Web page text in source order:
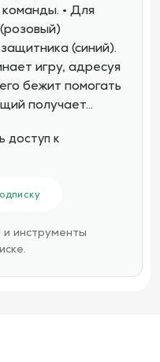
• Для
(синий).
игру, адресуя
бежит помогать
получает…
доступ к
инструменты